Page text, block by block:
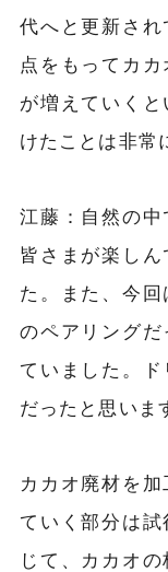
代へと更新さ
点をもってカ
が増えていく
けたことは非常
江藤： 自然の
皆さまが楽し
た。また、今
のペアリング
ていました。
だったと思いま
カカオ廃材を
ていく部分は
じて、カカオ